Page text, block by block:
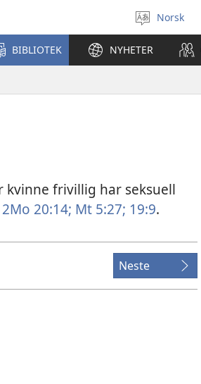
Velg
språk
Norsk
BIBLIOTEK NYHETER
kvinne frivillig har seksuell
2Mo 20:14; Mt 5:27; 19:9.
Neste